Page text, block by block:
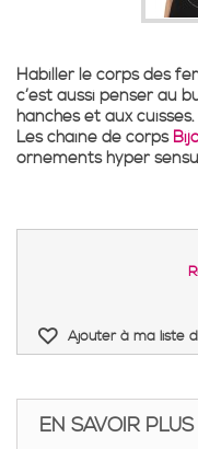
Habiller le corps des
c’est aussi penser au
hanches et aux cuisses.
Les chaîne de corps
ornements hyper
Ajouter à ma liste
EN SAVOIR PLUS